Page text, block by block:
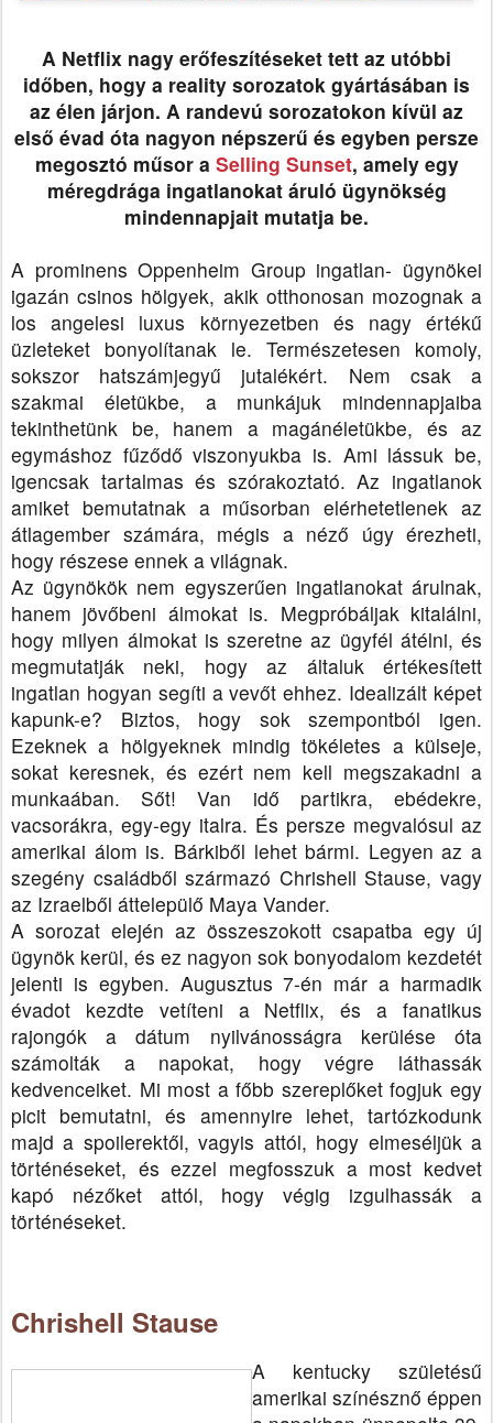
A Netflix nagy erőfeszítéseket tett az utóbbi
időben, hogy a reality sorozatok gyártásában is
az élen járjon. A randevú sorozatokon kívül az
első évad óta nagyon népszerű és egyben persze
megosztó műsor a Selling Sunset, amely egy
méregdrága ingatlanokat áruló ügynökség
mindennapjait mutatja be.
A prominens Oppenheim Group ingatlan- ügynökei
igazán csinos hölgyek, akik otthonosan mozognak a
los angelesi luxus környezetben és nagy értékű
üzleteket bonyolítanak le. Természetesen komoly,
sokszor hatszámjegyű jutalékért. Nem csak a
szakmai életükbe, a munkájuk mindennapjaiba
tekinthetünk be, hanem a magánéletükbe, és az
egymáshoz fűződő viszonyukba is. Ami lássuk be,
igencsak tartalmas és szórakoztató. Az ingatlanok
amiket bemutatnak a műsorban elérhetetlenek az
átlagember számára, mégis a néző úgy érezheti,
hogy részese ennek a világnak.
Az ügynökök nem egyszerűen ingatlanokat árulnak,
hanem jövőbeni álmokat is. Megpróbáljak kitalálni,
hogy milyen álmokat is szeretne az ügyfél átélni, és
megmutatják neki, hogy az általuk értékesített
ingatlan hogyan segíti a vevőt ehhez. Idealizált képet
kapunk-e? Biztos, hogy sok szempontból igen.
Ezeknek a hölgyeknek mindig tökéletes a külseje,
sokat keresnek, és ezért nem kell megszakadni a
munkaában. Sőt! Van idő partikra, ebédekre,
vacsorákra, egy-egy italra. És persze megvalósul az
amerikai álom is. Bárkiből lehet bármi. Legyen az a
szegény családből származó Chrishell Stause, vagy
az Izraelből áttelepülő Maya Vander.
A sorozat elején az összeszokott csapatba egy új
ügynök kerül, és ez nagyon sok bonyodalom kezdetét
jelenti is egyben. Augusztus 7-én már a harmadik
évadot kezdte vetíteni a Netflix, és a fanatikus
rajongók a dátum nyilvánosságra kerülése óta
számolták a napokat, hogy végre láthassák
kedvenceiket. Mi most a főbb szereplőket fogjuk egy
picit bemutatni, és amennyire lehet, tartózkodunk
majd a spoilerektől, vagyis attól, hogy elmeséljük a
történéseket, és ezzel megfosszuk a most kedvet
kapó nézőket attól, hogy végig izgulhassák a
történéseket.
Chrishell Stause
A kentucky születésű
amerikai színésznő éppen